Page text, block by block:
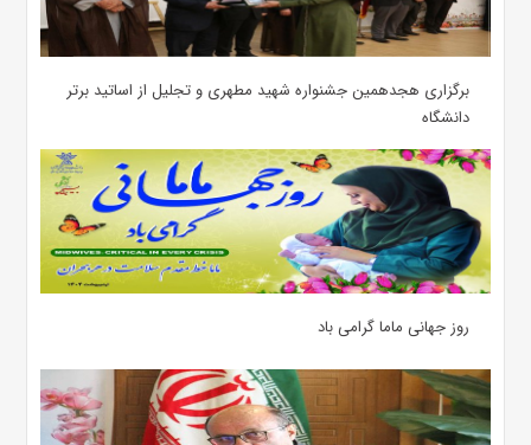
برگزاری هجدهمین جشنواره شهید مطهری و تجلیل از اساتید برتر
دانشگاه
روز جهانی ماما گرامی باد